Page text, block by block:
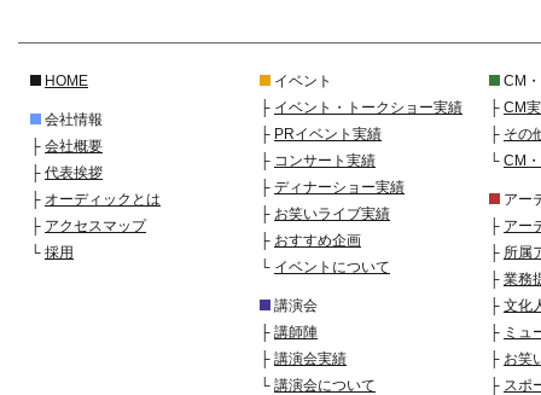
HOME
会社情報
├ 会社概要
├ 代表挨拶
├ オーディックとは
├ アクセスマップ
└ 採用
イベント
├ イベント・トークショー実績
├ PRイベント実績
├ コンサート実績
├ ディナーショー実績
├ お笑いライブ実績
├ おすすめ企画
└ イベントについて
講演会
├ 講師陣
├ 講演会実績
└ 講演会について
CM
├ CM
├ その
└ CM
アー
├ アー
├ 所属
├ 業務
├ 文化
├ ミュ
├ お笑
├ スポ